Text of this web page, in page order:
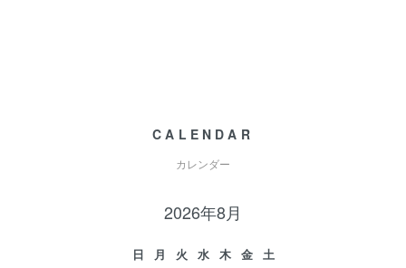
CALENDAR
カレンダー
2026年8月
日 月 火 水 木 金
土